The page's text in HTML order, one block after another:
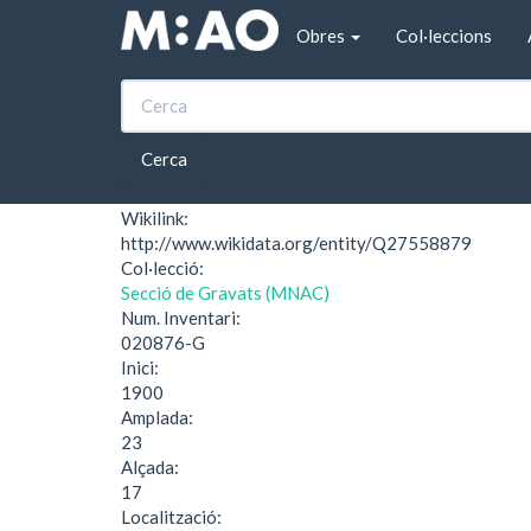
Vés al contingut
Obres
Col·leccions
Cerca
Inici «Pierda Ud. cuidado...»
«Pierda Ud.
Wikilink:
http://www.wikidata.org/entity/Q27558879
Col·lecció:
Secció de Gravats (MNAC)
Num. Inventari:
020876-G
Inici:
1900
Amplada:
23
Alçada:
17
Localització: